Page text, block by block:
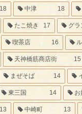
18 中津 18
たこ焼き 17 グラ
喫茶店 16
天神橋筋商店街 15
まぜそば 14
東三国 14 お
13 中崎町 13